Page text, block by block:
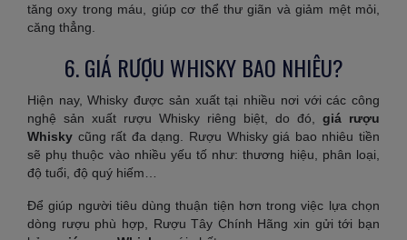
tăng oxy trong máu, giúp cơ thể thư giãn và giảm mệt mỏi,
căng thẳng.
6. GIÁ RƯỢU WHISKY BAO NHIÊU?
Hiện nay, Whisky được sản xuất tại nhiều nơi với các công
nghệ sản xuất rượu Whisky riêng biệt, do đó, giá rượu
Whisky cũng rất đa dạng. Rượu Whisky giá bao nhiêu tiền
sẽ phụ thuộc vào nhiều yếu tố như: thương hiệu, phân loại,
độ tuổi, độ quý hiếm…
Để giúp người tiêu dùng thuận tiện hơn trong việc lựa chọn
dòng rượu phù hợp, Rượu Tây Chính Hãng xin gửi tới bạn